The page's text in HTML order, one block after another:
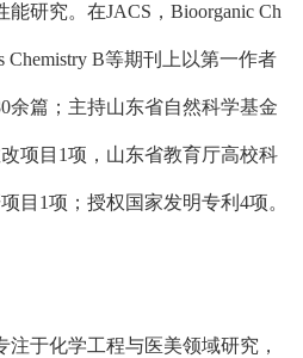
研究。在JACS，Bioorganic Ch
Chemistry B等期刊上以第一作者
余篇；主持山东省自然科学基金
项目1项，山东省教育厅高校科
目1项；授权国家发明专利4项。
注于化学工程与医美领域研究，